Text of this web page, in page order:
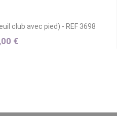
club avec pied) - REF 3698
€